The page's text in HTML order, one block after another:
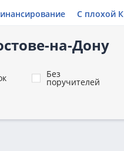
Курс доллара ЦБ
На авто с пробегом
Калькулятор
До зарплаты
Kviku
С плохой
на-Дону
Без
поручителей